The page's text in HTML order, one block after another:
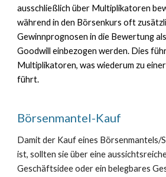
ausschließlich über Multiplikatoren
während in den Börsenkurs oft
Gewinnprognosen in die Bewertung
Goodwill einbezogen werden. Dies
Multiplikatoren, was wiederum zu
führt.
Börsenmantel-Kauf
Damit der Kauf eines Börsenmantels/
ist, sollten sie über eine
Geschäftsidee oder ein belegbares